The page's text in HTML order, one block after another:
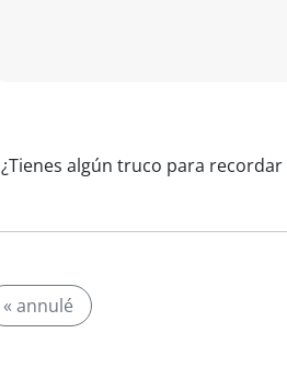
¿Tienes algún truco para
« annulé